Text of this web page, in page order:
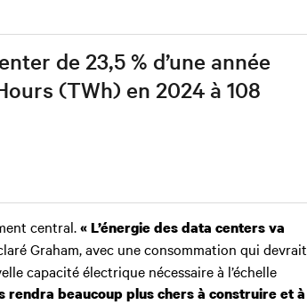
de 23,5 % d’une année
(TWh) en 2024 à 108
central.« L’énergie des data centers va
Graham, avec une consommation qui devrait
capacité électrique nécessaire à l’échelle
rendra beaucoup plus chers à construire et à